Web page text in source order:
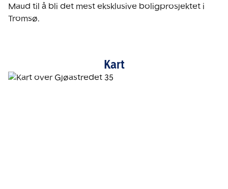
Maud til å bli det mest eksklusive boligprosjektet i
Tromsø.
Kart